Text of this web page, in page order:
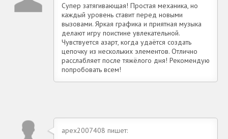
Супер затягивающая! Простая механика, но
каждый уровень ставит перед новыми
вызовами. Яркая графика и приятная музыка
делают игру поистине увлекательной.
Чувствуется азарт, когда удаётся создать
цепочку из нескольких элементов. Отлично
расслабляет после тяжёлого дня! Рекомендую
попробовать всем!
apex2007408 пишет: